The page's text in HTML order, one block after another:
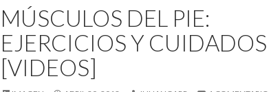
MÚSCULOS DEL PIE:
EJERCICIOS Y CUIDADOS
[VIDEOS]